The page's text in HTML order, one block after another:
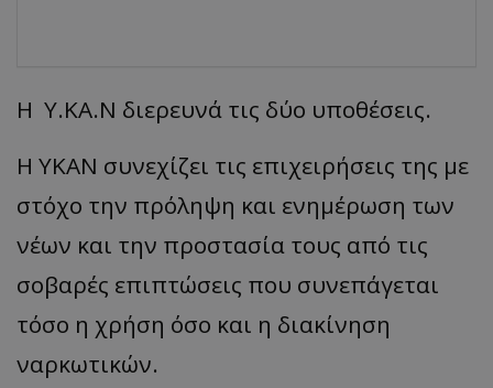
Η Υ.ΚΑ.Ν διερευνά τις δύο υποθέσεις.
Η ΥΚΑΝ συνεχίζει τις επιχειρήσεις της με
στόχο την πρόληψη και ενημέρωση των
νέων και την προστασία τους από τις
σοβαρές επιπτώσεις που συνεπάγεται
τόσο η χρήση όσο και η διακίνηση
ναρκωτικών.